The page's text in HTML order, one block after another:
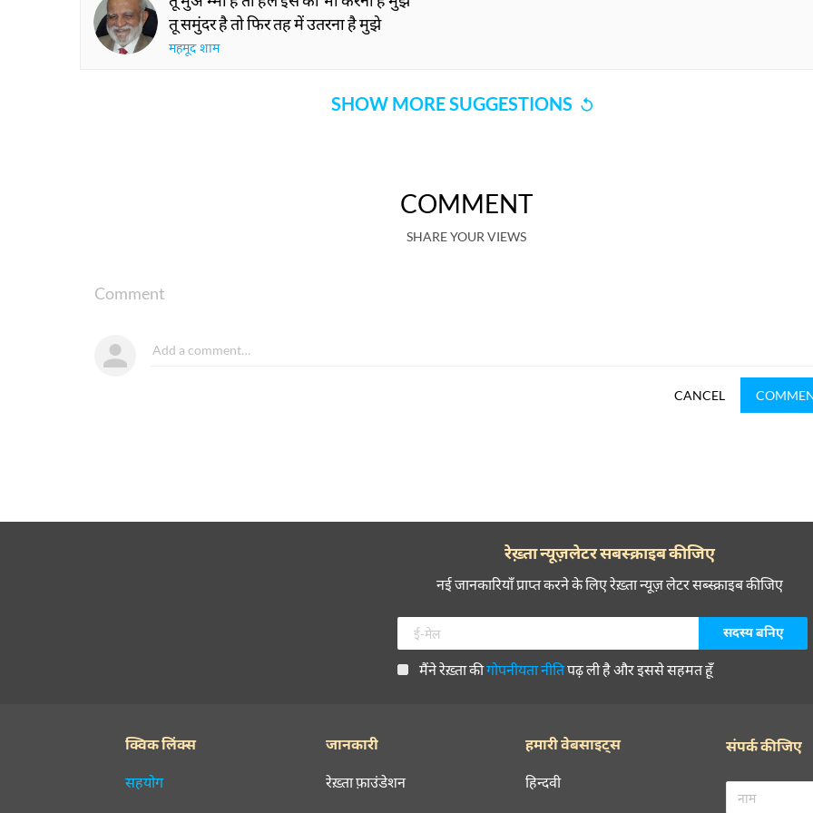
तू समुंदर है तो फिर तह में उतरना है मुझे
महमूद शाम
SHOW MORE SUGGESTIONS
COMMENT
SHARE YOUR VIEWS
Comment
CANCEL
रेख़्ता न्यूज़लेटर सबस्क्राइब कीजिए
नई जानकारियाँ प्राप्त करने के लिए रेख़्ता न्यूज़ लेटर सब्स्क्राइब कीजिए
मैंने रेख़्ता कीगोपनीयता नीतिपढ़ ली है और इससे सहमत हूँ
क्विक लिंक्स
सहयोग
जानकारी
रेख़्ता फ़ाउंडेशन
हमारी वेबसाइट्स
हिन्दवी
संपर्क कीजिए